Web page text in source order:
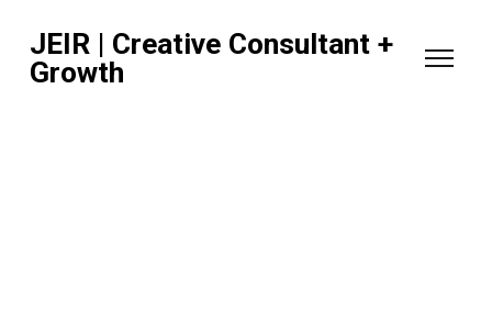
JEIR | Creative Consultant +
Growth